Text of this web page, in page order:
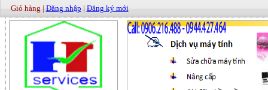
Giỏ hàng | Đăng nhập | Đăng ký mới